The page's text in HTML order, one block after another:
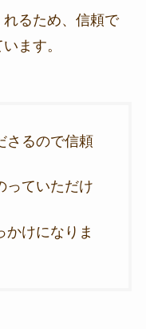
るため、信頼で
ます。
さるので信頼
っていただけ
かけになりま